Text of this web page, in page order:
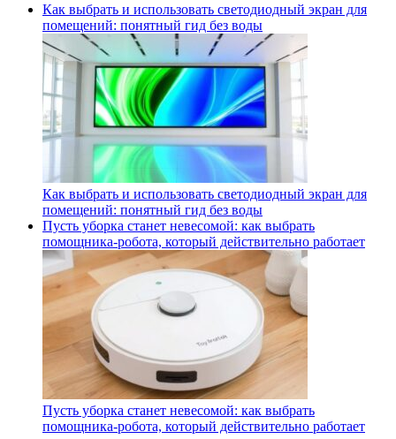
Как выбрать и использовать светодиодный экран для
помещений: понятный гид без воды
Как выбрать и использовать светодиодный экран для
помещений: понятный гид без воды
Пусть уборка станет невесомой: как выбрать
помощника‑робота, который действительно работает
Пусть уборка станет невесомой: как выбрать
помощника‑робота, который действительно работает